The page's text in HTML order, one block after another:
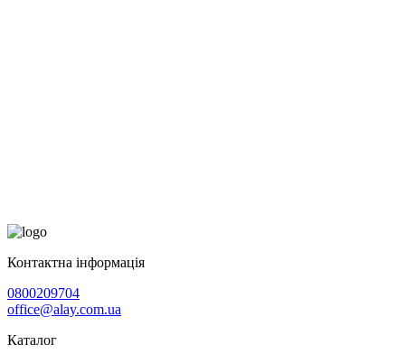
Контактна інформація
0800209704
office@alay.com.ua
Каталог